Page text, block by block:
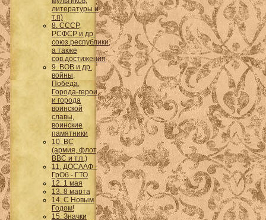
литературы и
т.п)
8. СССР,
РСФСР и др.
союз.республики,
а также
сов.достижения
9. ВОВ и др.
войны,
Победа,
Города-герои
и города
воинской
славы,
воинские
памятники
10. ВС
(армия, флот,
ВВС и т.п.)
11. ДОСААФ -
ГрОб - ГТО
12. 1 мая
13. 8 марта
14. С Новым
Годом!
15. Значки